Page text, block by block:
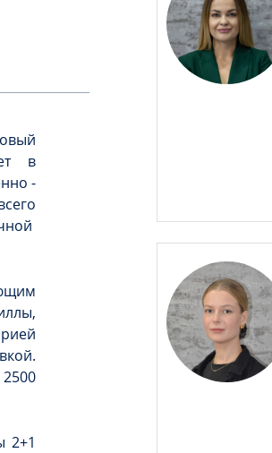
в
-
2+1